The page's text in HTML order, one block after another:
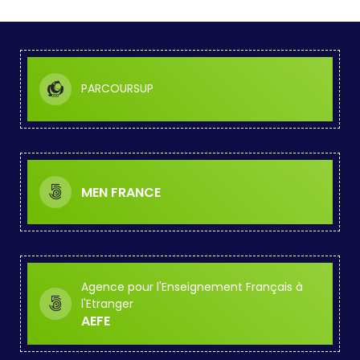
PARCOURSUP
MEN FRANCE
Agence pour l'Enseignement Français à
l'Etranger
AEFE